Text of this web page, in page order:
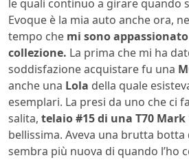
le quali continuo a girare quando
Evoque è la mia auto anche ora,
tempo che mi sono
collezione. La prima che mi ha
soddisfazione acquistare fu una
anche una Lola della quale
esemplari. La presi da uno che ci
salita, telaio #15 di una T70 Mark
bellissima. Aveva una brutta
sembra più nuova di quando l’ho